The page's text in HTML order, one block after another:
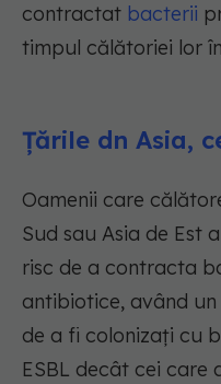
contractat bacterii
timpul călătoriei lor
Țările dn Asia,
Oamenii care
Sud sau Asia de Est
risc de a contracta
antibiotice, având
de a fi colonizați cu
ESBL decât cei